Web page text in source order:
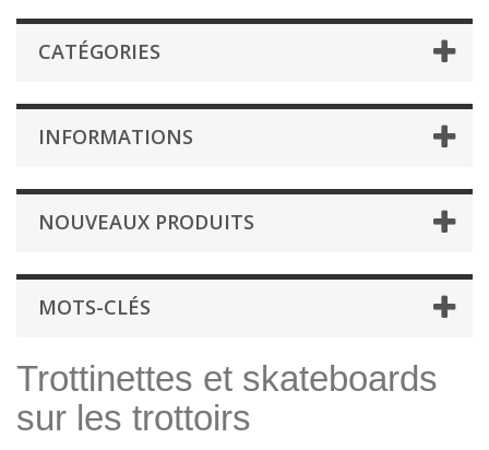
CATÉGORIES
INFORMATIONS
NOUVEAUX PRODUITS
MOTS-CLÉS
Trottinettes et skateboards
sur les trottoirs